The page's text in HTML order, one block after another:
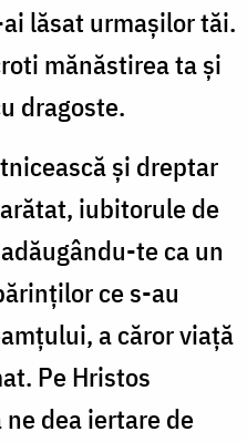
lăsat urmaşilor tăi.
mănăstirea ta şi
dragoste.
şi dreptar
iubitorule de
te ca un
ce s-au
a căror viaţă
Pe Hristos
dea iertare de